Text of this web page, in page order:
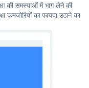
की समस्याओं में भाग लेने की
का फायदा उठाने का